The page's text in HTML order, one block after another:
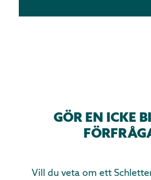
GÖR EN ICKE
Vill du veta om ett